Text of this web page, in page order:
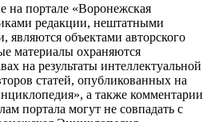
на портале «Воронежская
редакции, нештатными
являются объектами авторского
материалы охраняются
на результаты интеллектуальной
статей, опубликованных на
а также комментарии
портала могут не совпадать с